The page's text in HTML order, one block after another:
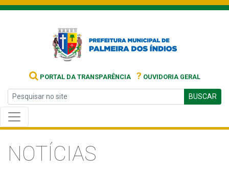
PORTAL DA TRANSPARÊNCIA ? OUVIDORIA GERAL
BUSCAR
NOTÍCIAS